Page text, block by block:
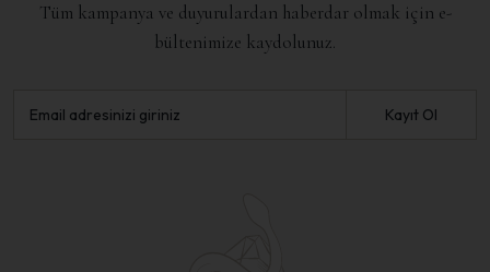
Tüm kampanya ve duyurulardan haberdar olmak için e-
bültenimize kaydolunuz.
Kayıt Ol